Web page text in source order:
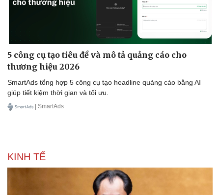
5 công cụ tạo tiêu đề và mô tả quảng cáo cho
thương hiệu 2026
SmartAds tổng hợp 5 công cụ tạo headline quảng cáo bằng AI
giúp tiết kiệm thời gian và tối ưu.
| SmartAds
KINH TẾ